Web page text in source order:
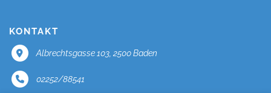
KONTAKT
Albrechtsgasse 103, 2500 Baden
02252/88541